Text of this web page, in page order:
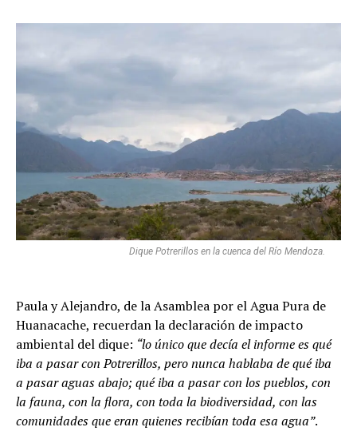
Dique Potrerillos en la cuenca del Río Mendoza.
Paula y Alejandro, de la Asamblea por el Agua Pura de
Huanacache, recuerdan la declaración de impacto
ambiental del dique: “lo único que decía el informe es qué
iba a pasar con Potrerillos, pero nunca hablaba de qué iba
a pasar aguas abajo; qué iba a pasar con los pueblos, con
la fauna, con la flora, con toda la biodiversidad, con las
comunidades que eran quienes recibían toda esa agua”.